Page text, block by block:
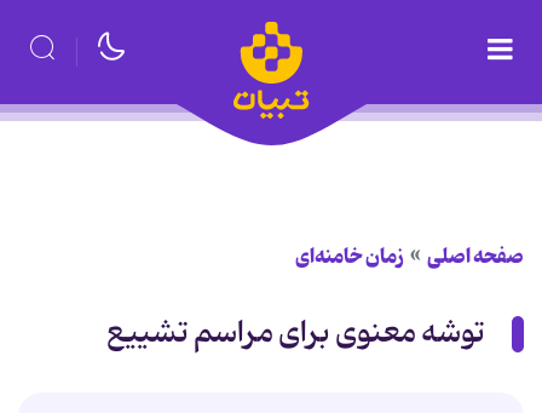
صفحه اصلی زمان خامنه‌ای
توشه معنوی برای مراسم تشییع